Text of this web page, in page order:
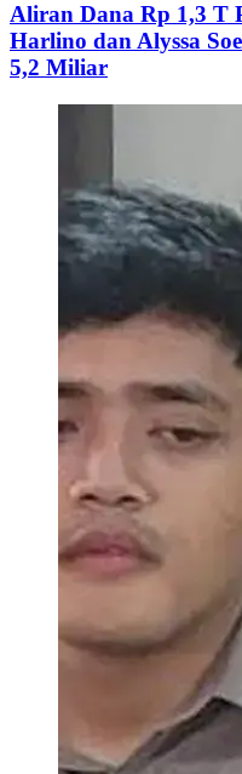
Aliran Dana Rp 1,3 T
Harlino dan Alyssa
5,2 Miliar